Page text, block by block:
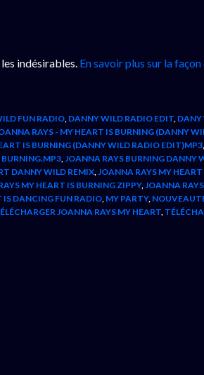
indésirables. En savoir plus sur la
FUN RADIO, DANNY WILD RADIO EDIT, DANY
RAYS - MY HEART IS BURNING (DANNY
IS BURNING (DANNY WILD RADIO EDIT)MP3,
BURNING.MP3,JOANNA RAYS BURNING DANNY
DANNY WILD REMIX,JOANNA RAYS MY
MY HEART IS BURNING ZIPPY,JOANNA
IS DANCING FUN RADIO, MY PARTY,
JOANNA RAYS MY HEART,